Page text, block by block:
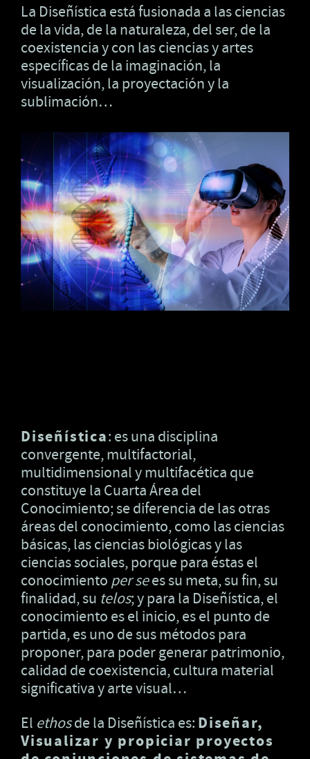
La Diseñística está fusionada a las ciencias
de la vida, de la naturaleza, del ser, de la
coexistencia y con las ciencias y artes
específicas de la imaginación, la
visualización, la proyectación y la
sublimación…
Diseñística: es una disciplina
convergente, multifactorial,
multidimensional y multifacética que
constituye la Cuarta Área del
Conocimiento; se diferencia de las otras
áreas del conocimiento, como las ciencias
básicas, las ciencias biológicas y las
ciencias sociales, porque para éstas el
conocimiento per sees su meta, su fin, su
finalidad, su telos; y para la Diseñística, el
conocimiento es el inicio, es el punto de
partida, es uno de sus métodos para
proponer, para poder generar patrimonio,
calidad de coexistencia, cultura material
significativa y arte visual…
El ethosde la Diseñística es: Diseñar,
Visualizar y propiciar proyectos